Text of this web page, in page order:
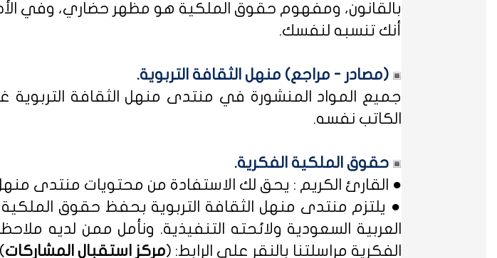
بالقانون، ومفهوم حقوق الملكية هو مظهر حضاري، وفي
أنك تنسبه لنفسك.
(مصادر - مراجع) منهل الثقافة التربوية.
جميع المواد المنشورة في منتدى منهل الثقافة التربوية
الكاتب نفسه.
حقوق الملكية الفكرية.
● القارئ الكريم : يحق لك الاستفادة من محتويات منتدى
● يلتزم منتدى منهل الثقافة التربوية بحفظ حقوق الملكية
العربية السعودية ولائحته التنفيذية. ونأمل ممن لديه
الفكرية مراسلتنا بالنقر على الرابط: (مركز استقبال المشاركات